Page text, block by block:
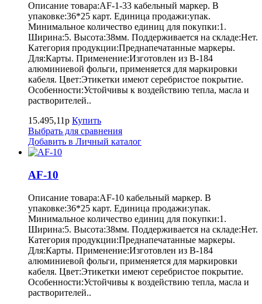
Описание товара:AF-1-33 кабельный маркер. В
упаковке:36*25 карт. Единица продажи:упак.
Минимальное количество единиц для покупки:1.
Ширина:5. Высота:38мм. Поддерживается на складе:Нет.
Категория продукции:Преднапечатанные маркеры.
Для:Карты. Применение:Изготовлен из B-184
алюминиевой фольги, применяется для маркировки
кабеля. Цвет:Этикетки имеют серебристое покрытие.
Особенности:Устойчивы к воздействию тепла, масла и
растворителей..
15.495,11р Купить
Выбрать для сравнения
Добавить в Личный каталог
AF-10
Описание товара:AF-10 кабельный маркер. В
упаковке:36*25 карт. Единица продажи:упак.
Минимальное количество единиц для покупки:1.
Ширина:5. Высота:38мм. Поддерживается на складе:Нет.
Категория продукции:Преднапечатанные маркеры.
Для:Карты. Применение:Изготовлен из B-184
алюминиевой фольги, применяется для маркировки
кабеля. Цвет:Этикетки имеют серебристое покрытие.
Особенности:Устойчивы к воздействию тепла, масла и
растворителей..